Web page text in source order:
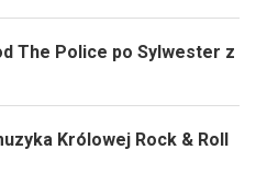
The Police po Sylwester z
Królowej Rock & Roll